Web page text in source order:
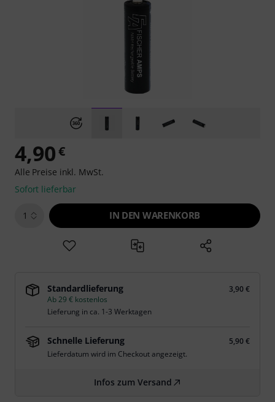
4,90€
Alle Preise inkl. MwSt.
Sofort lieferbar
1 IN DEN WARENKORB
Standardlieferung
3,90 €
Ab 29 € kostenlos
Lieferung in ca. 1-3 Werktagen
Schnelle Lieferung
5,90 €
Lieferdatum wird im Checkout angezeigt.
Infos zum Versand